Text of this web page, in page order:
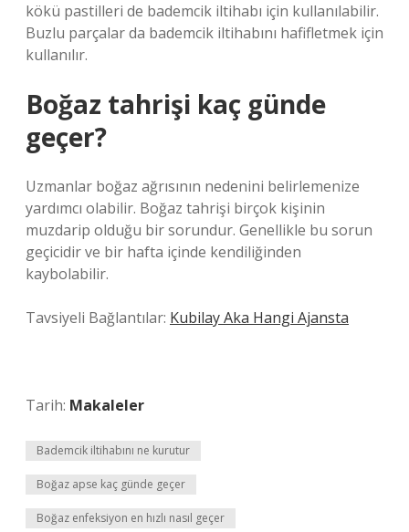
kökü pastilleri de bademcik iltihabı için kullanılabilir.
Buzlu parçalar da bademcik iltihabını hafifletmek için
kullanılır.
Boğaz tahrişi kaç günde
geçer?
Uzmanlar boğaz ağrısının nedenini belirlemenize
yardımcı olabilir. Boğaz tahrişi birçok kişinin
muzdarip olduğu bir sorundur. Genellikle bu sorun
geçicidir ve bir hafta içinde kendiliğinden
kaybolabilir.
Tavsiyeli Bağlantılar: Kubilay Aka Hangi Ajansta
Tarih: Makaleler
Bademcik iltihabını ne kurutur
Boğaz apse kaç günde geçer
Boğaz enfeksiyon en hızlı nasıl geçer